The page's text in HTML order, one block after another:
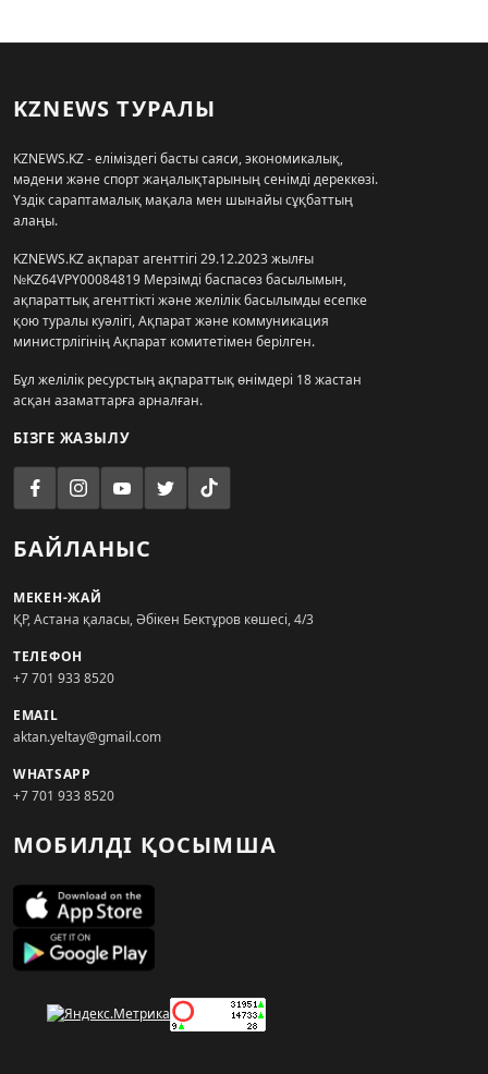
KZNEWS ТУРАЛЫ
KZNEWS.KZ - еліміздегі басты саяси, экономикалық,
мәдени және спорт жаңалықтарының сенімді дереккөзі.
Үздік сараптамалық мақала мен шынайы сұқбаттың
алаңы.
KZNEWS.KZ ақпарат агенттігі 29.12.2023 жылғы
№KZ64VPY00084819 Мерзімді баспасөз басылымын,
ақпараттық агенттікті және желілік басылымды есепке
қою туралы куәлігі, Ақпарат және коммуникация
министрлігінің Ақпарат комитетімен берілген.
Бұл желілік ресурстың ақпараттық өнімдері 18 жастан
асқан азаматтарға арналған.
БІЗГЕ ЖАЗЫЛУ
БАЙЛАНЫС
МЕКЕН-ЖАЙ
ҚР, Астана қаласы, Әбікен Бектұров көшесі, 4/3
ТЕЛЕФОН
+7 701 933 8520
EMAIL
aktan.yeltay@gmail.com
WHATSAPP
+7 701 933 8520
МОБИЛДІ ҚОСЫМША